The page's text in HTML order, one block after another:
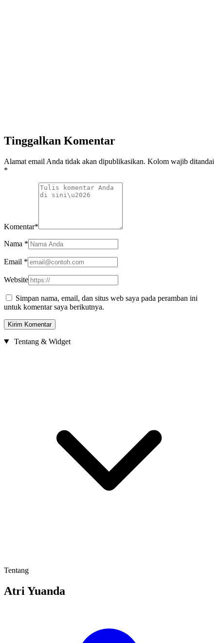
Tinggalkan Komentar
Alamat email Anda tidak akan dipublikasikan. Kolom wajib ditandai
*
Komentar*
Nama *
Email *
Website
Simpan nama, email, dan situs web saya pada peramban ini
untuk komentar saya berikutnya.
Tentang & Widget
Tentang
Atri Yuanda